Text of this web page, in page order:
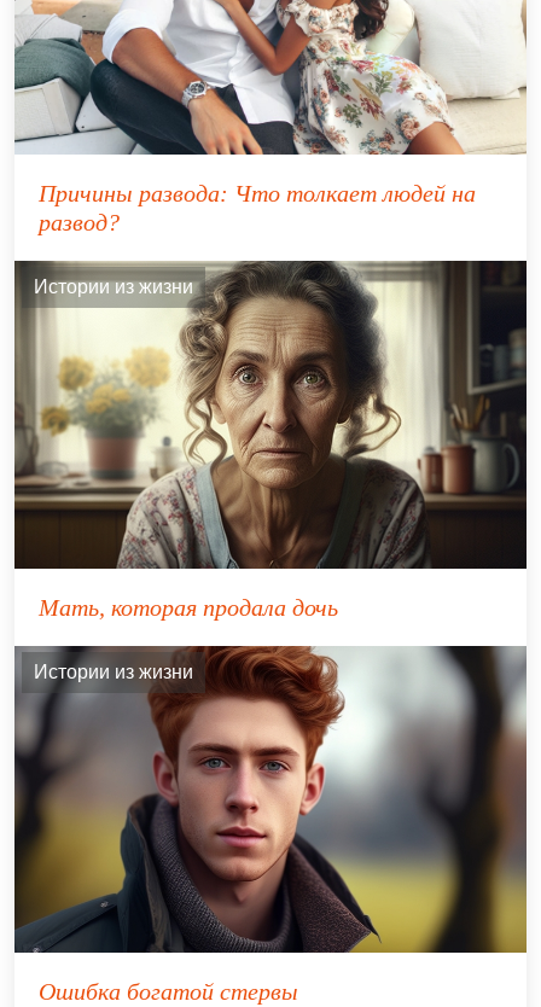
Причины развода: Что толкает людей на
развод?
Истории из жизни
Мать, которая продала дочь
Истории из жизни
Ошибка богатой стервы